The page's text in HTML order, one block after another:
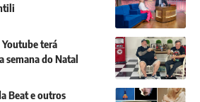
terá
semana do Natal
Beat e outros